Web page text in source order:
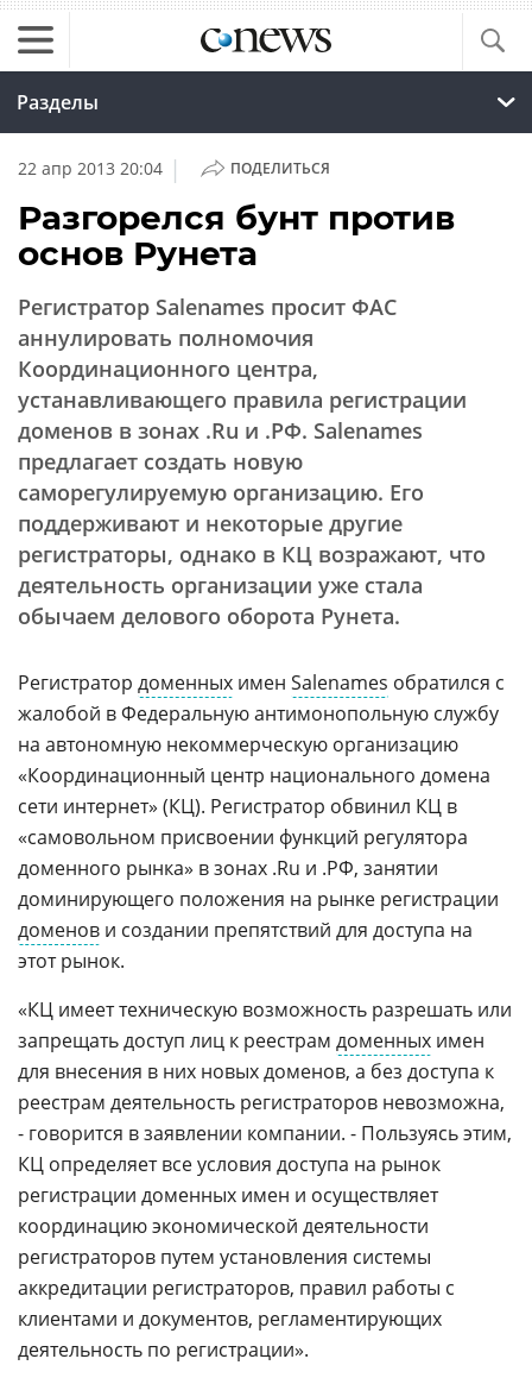
Разделы
22 апр 2013 20:04 | ПОДЕЛИТЬСЯ
Разгорелся бунт против
основ Рунета
Регистратор Salenames просит ФАС
аннулировать полномочия
Координационного центра,
устанавливающего правила регистрации
доменов в зонах .Ru и .РФ. Salenames
предлагает создать новую
саморегулируемую организацию. Его
поддерживают и некоторые другие
регистраторы, однако в КЦ возражают, что
деятельность организации уже стала
обычаем делового оборота Рунета.
Регистратор доменных имен Salenames обратился с
жалобой в Федеральную антимонопольную службу
на автономную некоммерческую организацию
«Координационный центр национального домена
сети интернет» (КЦ). Регистратор обвинил КЦ в
«самовольном присвоении функций регулятора
доменного рынка» в зонах .Ru и .РФ, занятии
доминирующего положения на рынке регистрации
доменов и создании препятствий для доступа на
этот рынок.
«КЦ имеет техническую возможность разрешать или
запрещать доступ лиц к реестрам доменных имен
для внесения в них новых доменов, а без доступа к
реестрам деятельность регистраторов невозможна,
- говорится в заявлении компании. - Пользуясь этим,
КЦ определяет все условия доступа на рынок
регистрации доменных имен и осуществляет
координацию экономической деятельности
регистраторов путем установления системы
аккредитации регистраторов, правил работы с
клиентами и документов, регламентирующих
деятельность по регистрации».